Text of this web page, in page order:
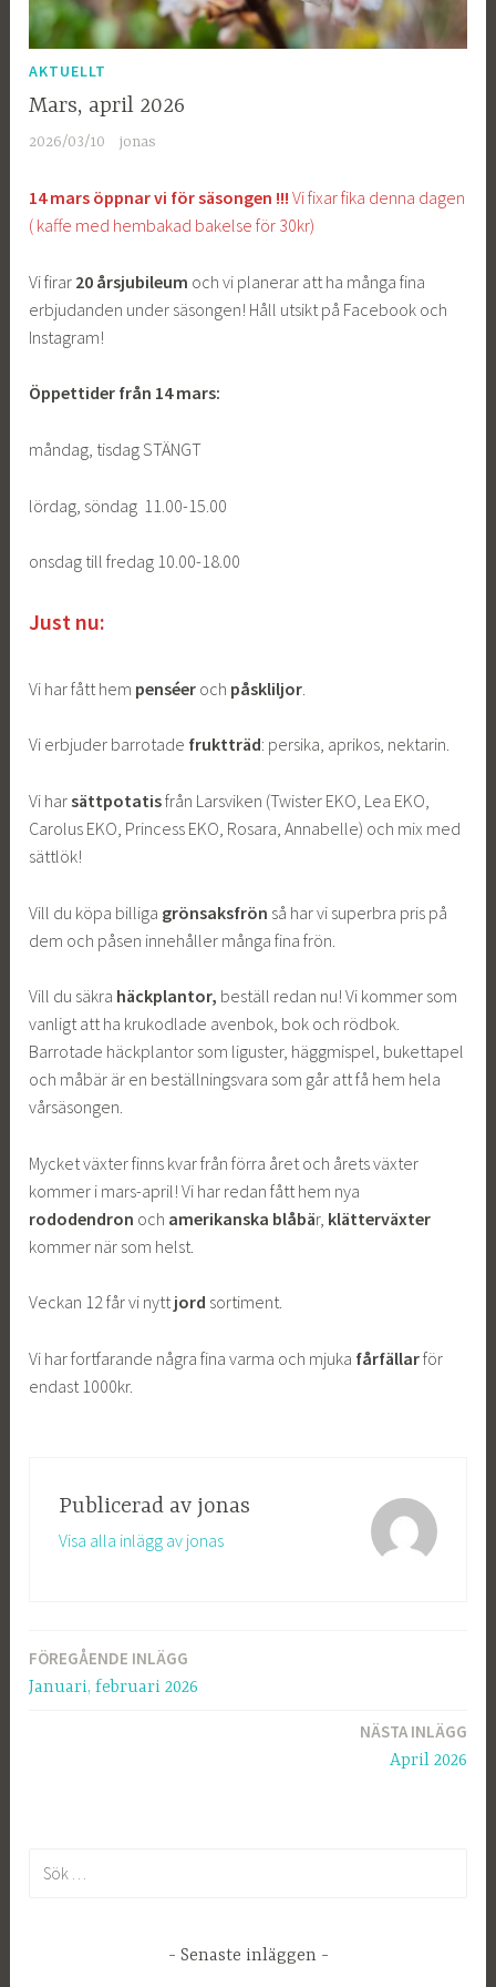
AKTUELLT
Mars, april 2026
2026/03/10 jonas
14 mars öppnar vi för säsongen !!!Vi fixar fika denna dagen
( kaffe med hembakad bakelse för 30kr)
Vi firar 20 årsjubileum och vi planerar att ha många fina
erbjudanden under säsongen! Håll utsikt på Facebook och
Instagram!
Öppettider från 14 mars:
måndag, tisdag STÄNGT
lördag, söndag 11.00-15.00
onsdag till fredag 10.00-18.00
Just nu:
Vi har fått hem penséer och påskliljor
Vi erbjuder barrotade fruktträd: persika, aprikos, nektarin.
Vi harsättpotatisfrån Larsviken (Twister EKO, Lea EKO,
Carolus EKO, Princess EKO, Rosara, Annabelle) och mix med
sättlök!
Vill du köpa billiga grönsaksfrön så har vi superbra pris på
dem och påsen innehåller många fina frön.
Vill du säkra häckplantor, beställ redan nu! Vi kommer som
vanligt att ha krukodlade avenbok, bok och rödbok.
Barrotade häckplantor som liguster, häggmispel, bukettapel
och måbär är en beställningsvara som går att få hem hela
vårsäsongen.
Mycket växter finns kvar från förra året och årets växter
kommer i mars-april! Vi har redan fått hem nya
rododendron och amerikanska blåbär, klätterväxter
kommer när som helst.
Veckan 12 får vi nyttjord sortiment.
Vi har fortfarande några fina varma och mjuka fårfällarför
endast 1000kr.
Publicerad av jonas
Visa alla inlägg av jonas
Inläggsnavigering
FÖREGÅENDE INLÄGG
Januari, februari 2026
NÄSTA INLÄGG
April 2026
Senaste inläggen